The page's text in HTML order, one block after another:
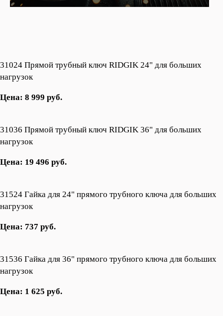
31024 Прямой трубный ключ RIDGIK 24" для больших
нагрузок
Цена: 8 999 руб.
31036 Прямой трубный ключ RIDGIK 36" для больших
нагрузок
Цена: 19 496 руб.
31524 Гайка для 24" прямого трубного ключа для больших
нагрузок
Цена: 737 руб.
31536 Гайка для 36" прямого трубного ключа для больших
нагрузок
Цена: 1 625 руб.